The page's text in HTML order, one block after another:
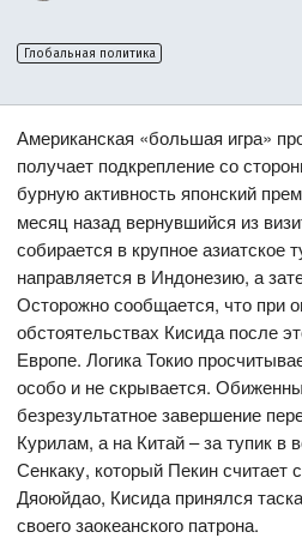
Глобальная политика
Американская «большая игра»
получает подкрепление со
бурную активность японский
месяц назад вернувшийся из
собирается в крупное азиатское
направляется в Индонезию, а
Осторожно сообщается, что при
обстоятельствах Кисида после
Европе. Логика Токио
особо и не скрывается.
безрезультатное завершение
Курилам, а на Китай – за тупик в
Сенкаку, который Пекин считает
Дяоюйдао, Кисида принялся
своего заокеанского патрона.